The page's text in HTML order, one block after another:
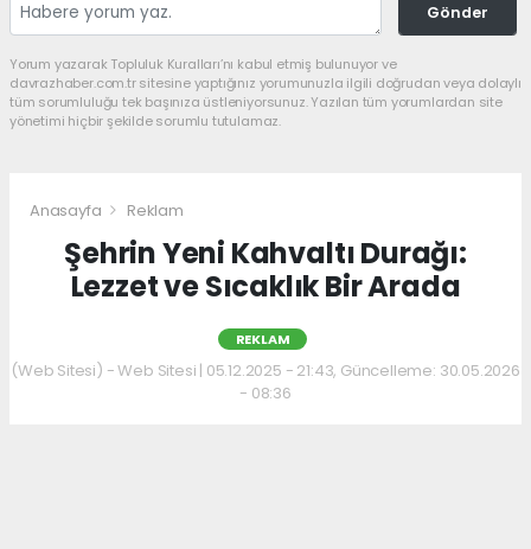
Gönder
Yorum yazarak Topluluk Kuralları’nı kabul etmiş bulunuyor ve
davrazhaber.com.tr sitesine yaptığınız yorumunuzla ilgili doğrudan veya dolaylı
tüm sorumluluğu tek başınıza üstleniyorsunuz. Yazılan tüm yorumlardan site
yönetimi hiçbir şekilde sorumlu tutulamaz.
Anasayfa Reklam
Şehrin Yeni Kahvaltı Durağı:
Lezzet ve Sıcaklık Bir Arada
REKLAM
(Web Sitesi) - Web Sitesi | 05.12.2025 - 21:43, Güncelleme: 30.05.2026
- 08:36